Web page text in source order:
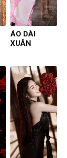
ÁO DÀI
XUÂN